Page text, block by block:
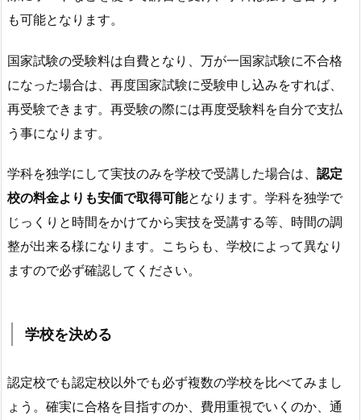
も可能となります。
国家試験の受験料は自費となり、万が一国家試験に不合格
になった場合は、再度国家試験に受験申し込みをすれば、
再受験できます。再受験の際には再度受験料を自分で支払
う事になります。
学科を独学にして実技のみを学校で受講した場合は、 認定
校の料金よりも安価で取得可能となります。学科を独学で
じっくりと時間をかけてから実技を受講する等、時間の調
整が出来る様になります。こちらも、学校によって異なり
ますので必ず確認してください。
学校を決める
認定校でも認定校以外でも必ず複数の学校を比べてみまし
ょう。確実に合格を目指すのか、費用重視でいくのか、通